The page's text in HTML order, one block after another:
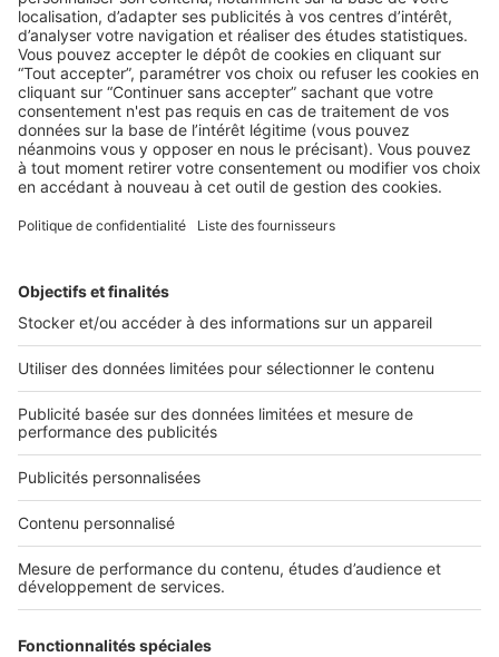
Soignez votre profil Google Business
pour augmenter votre visibilité
Google Business Profile est devenu un outil essentiel pour
les agences immobilières cherchant à optimiser leur
référencement ...
2 rue des Italiens 75009 Paris
01 53 38 80 00
Nos solutions pro